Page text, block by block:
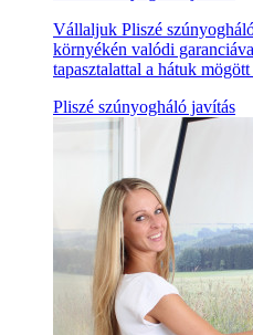
Vállaljuk Pliszé
környékén valódi
tapasztalattal a hátuk
Pliszé szúnyogháló javítás